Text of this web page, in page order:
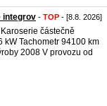
integrov - TOP - [8.8. 2026]
částečně
kW Tachometr 94100 km
2008 V provozu od